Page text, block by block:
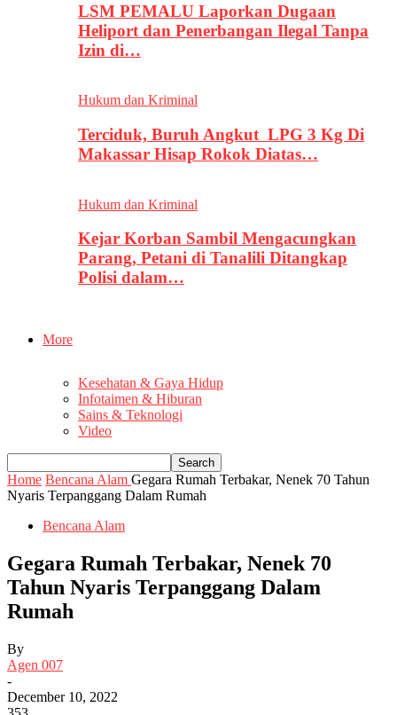
LSM PEMALU Laporkan Dugaan
Heliport dan Penerbangan Ilegal Tanpa
Izin di…
Hukum dan Kriminal
Terciduk, Buruh Angkut LPG 3 Kg Di
Makassar Hisap Rokok Diatas…
Hukum dan Kriminal
Kejar Korban Sambil Mengacungkan
Parang, Petani di Tanalili Ditangkap
Polisi dalam…
More
Kesehatan & Gaya Hidup
Infotaimen & Hiburan
Sains & Teknologi
Video
Home Bencana Alam Gegara Rumah Terbakar, Nenek 70 Tahun
Nyaris Terpanggang Dalam Rumah
Bencana Alam
Gegara Rumah Terbakar, Nenek 70
Tahun Nyaris Terpanggang Dalam
Rumah
By
Agen 007
-
December 10, 2022